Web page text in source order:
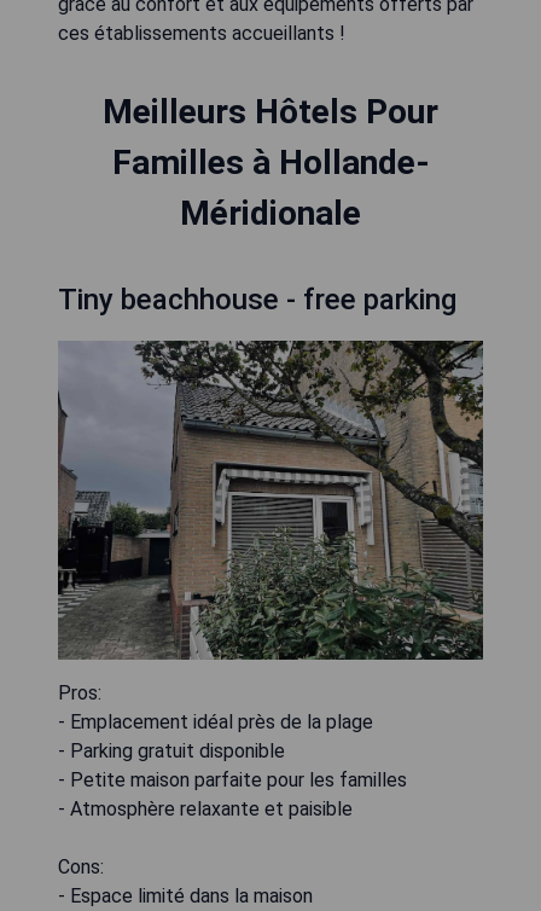
ces établissements accueillants !
Meilleurs Hôtels Pour
Familles à Hollande-
Méridionale
Tiny beachhouse - free parking
Pros:
- Emplacement idéal près de la plage
- Parking gratuit disponible
- Petite maison parfaite pour les familles
- Atmosphère relaxante et paisible
Cons:
- Espace limité dans la maison